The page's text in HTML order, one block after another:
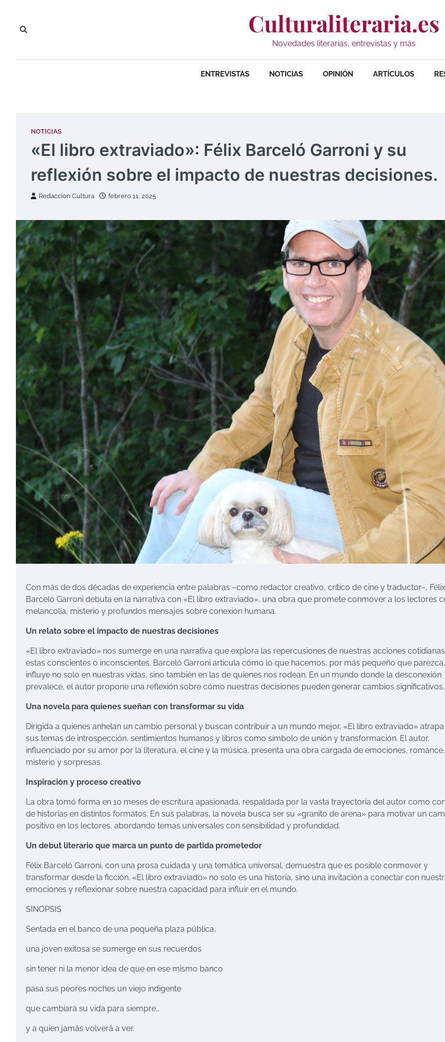
contenido
Culturaliteraria.es
Novedades literarias, entrevistas y más
ENTREVISTAS NOTICIAS OPINIÓN ARTÍCULOS
NOTICIAS
«El libro extraviado»: Félix Barceló Garroni y su
reflexión sobre el impacto de nuestras decisiones.
Redaccion Cultura febrero 11, 2025
Con más de dos décadas de experiencia entre palabras –como redactor creativo, crítico de cine y traductor–, Félix
Barceló Garroni debuta en la narrativa con «El libro extraviado», una obra que promete conmover a los lectores
melancolía, misterio y profundos mensajes sobre conexión humana.
Un relato sobre el impacto de nuestras decisiones
«El libro extraviado» nos sumerge en una narrativa que explora las repercusiones de nuestras acciones
estas conscientes o inconscientes. Barceló Garroni articula cómo lo que hacemos, por más pequeño que parezca,
influye no solo en nuestras vidas, sino también en las de quienes nos rodean. En un mundo donde la desconexión
prevalece, el autor propone una reflexión sobre cómo nuestras decisiones pueden generar cambios significativos.
Una novela para quienes sueñan con transformar su vida
Dirigida a quienes anhelan un cambio personal y buscan contribuir a un mundo mejor, «El libro extraviado»
sus temas de introspección, sentimientos humanos y libros como símbolo de unión y transformación. El autor,
influenciado por su amor por la literatura, el cine y la música, presenta una obra cargada de emociones, romance,
misterio y sorpresas.
Inspiración y proceso creativo
La obra tomó forma en 10 meses de escritura apasionada, respaldada por la vasta trayectoria del autor como
de historias en distintos formatos. En sus palabras, la novela busca ser su «granito de arena» para motivar un
positivo en los lectores, abordando temas universales con sensibilidad y profundidad.
Un debut literario que marca un punto de partida prometedor
Félix Barceló Garroni, con una prosa cuidada y una temática universal, demuestra que es posible conmover y
transformar desde la ficción. «El libro extraviado» no solo es una historia, sino una invitación a conectar con
emociones y reflexionar sobre nuestra capacidad para influir en el mundo.
SINOPSIS
Sentada en el banco de una pequeña plaza pública,
una joven exitosa se sumerge en sus recuerdos
sin tener ni la menor idea de que en ese mismo banco
pasa sus peores noches un viejo indigente
que cambiará su vida para siempre…
y a quien jamás volverá a ver.